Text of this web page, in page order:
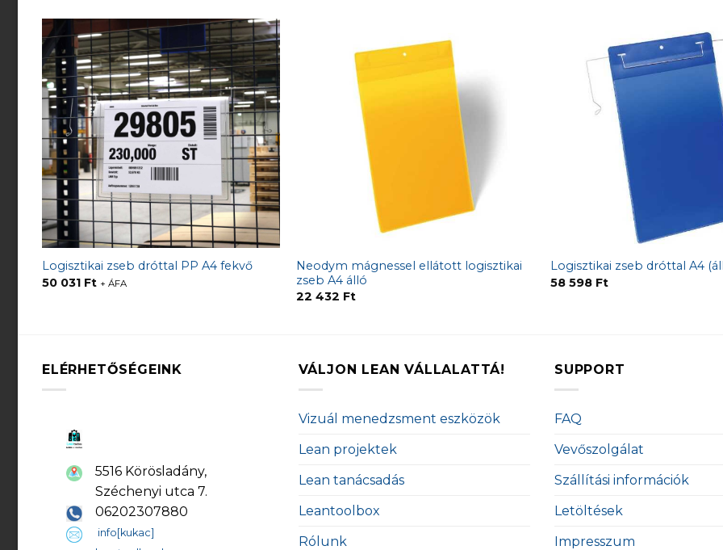
Logisztikai zseb dróttal PP A4 fekvő
50 031 Ft + ÁFA
Neodym mágnessel ellátott logisztikai
zseb A4 álló
22 432 Ft
Logisztikai zseb dróttal A4
58 598 Ft
ELÉRHETŐSÉGEINK
5516 Körösladány,
Széchenyi utca 7.
06202307880
info[kukac]
VÁLJON LEAN VÁLLALATTÁ!
Vizuál menedzsment eszközök
Lean projektek
Lean tanácsadás
Leantoolbox
Rólunk
SUPPORT
FAQ
Vevőszolgálat
Szállítási információk
Letöltések
Impresszum